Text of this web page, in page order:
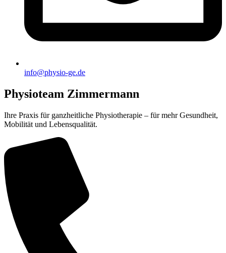
info@physio-ge.de
Physioteam Zimmermann
Ihre Praxis für ganzheitliche Physiotherapie – für mehr Gesundheit,
Mobilität und Lebensqualität.